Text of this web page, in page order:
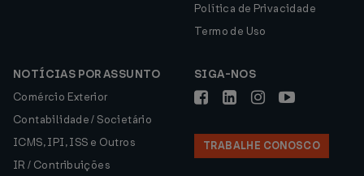
Política de Privacidade
Termo de Uso
NOTÍCIAS POR ASSUNTO
Comércio Exterior
Contabilidade / Societário
ICMS, IPI, ISS e Outros
IR / Contribuições
SIGA-NOS
TRABALHE CONOSCO